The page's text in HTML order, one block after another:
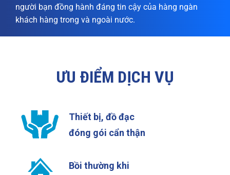
người bạn đồng hành đáng tin cậy của hàng ngàn
khách hàng trong và ngoài nước.
ƯU ĐIỂM DỊCH VỤ
Thiết bị, đồ đạc
đóng gói cẩn thận
Bồi thường khi